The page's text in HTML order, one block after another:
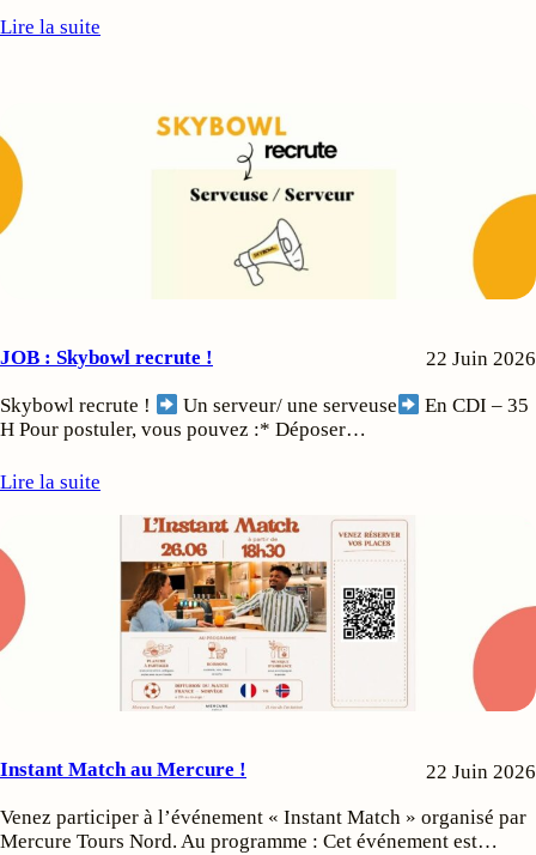
Lire la suite
JOB : Skybowl recrute ! 22 Juin 2026
Skybowl recrute ! Un serveur/ une serveuse
En CDI – 35
H Pour postuler, vous pouvez :* Déposer…
Lire la suite
Instant Match au Mercure ! 22 Juin 2026
Venez participer à l’événement « Instant Match » organisé par
Mercure Tours Nord. Au programme : Cet événement est…